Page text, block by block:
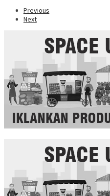
Previous
Next